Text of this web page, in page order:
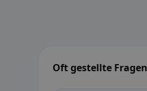
Oft gestellte